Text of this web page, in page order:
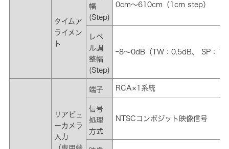
タイムア
ライメン
ト
幅
(Step)
0cm～610cm（1cm step）
レベ
ル調
整幅
(Step)
ｰ8～0dB（TW：0.5dB、 SP：
リアビュ
ーカメラ
入力
端子 RCA×1系統
信号
処理
方式
NTSCコンポジット映像信号